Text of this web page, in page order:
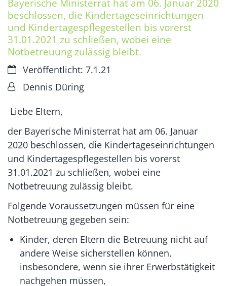
Bayerische Ministerrat hat am 06. Januar 2020
beschlossen, die Kindertageseinrichtungen
und Kindertagespflegestellen bis vorerst
31.01.2021 zu schließen, wobei eine
Notbetreuung zulässig bleibt.
Datum:Veröffentlicht: 7.1.21
Von:Dennis Düring
Liebe Eltern,
der Bayerische Ministerrat hat am 06. Januar
2020 beschlossen, die Kindertageseinrichtungen
und Kindertagespflegestellen bis vorerst
31.01.2021 zu schließen, wobei eine
Notbetreuung zulässig bleibt.
Folgende Voraussetzungen müssen für eine
Notbetreuung gegeben sein:
Kinder, deren Eltern die Betreuung nicht auf
andere Weise sicherstellen können,
insbesondere, wenn sie ihrer Erwerbstätigkeit
nachgehen müssen,